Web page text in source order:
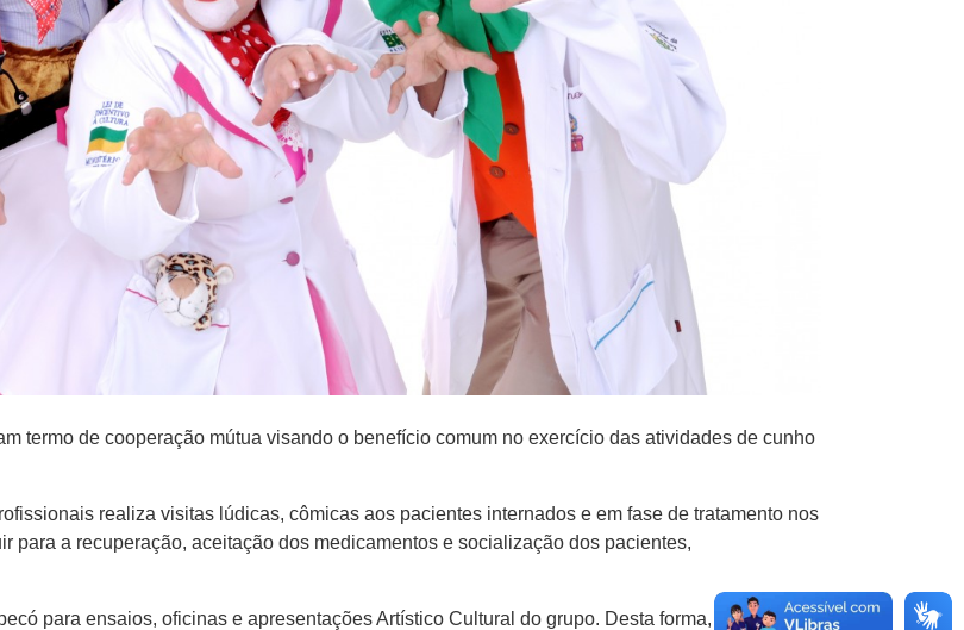
termo de cooperação mútua visando o benefício comum no exercício das atividades de cunho
realiza visitas lúdicas, cômicas aos pacientes internados e em fase de tratamento nos
para a recuperação, aceitação dos medicamentos e socialização dos pacientes,
para ensaios, oficinas e apresentações Artístico Cultural do grupo. Desta forma, a instituição